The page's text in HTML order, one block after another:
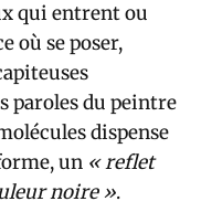
qui entrent ou
où se poser,
paroles du peintre
dispense
un « reflet
noire ».